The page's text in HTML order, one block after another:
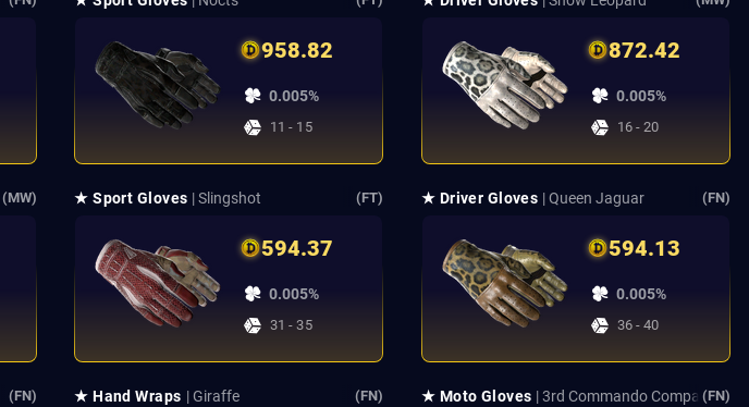
958.82
0.005%
11 - 15
872.42
0.005%
16 - 20
(MW) ★ Sport Gloves | Slingshot (FT)
594.37
0.005%
31 - 35
★ Driver Gloves | Queen Jaguar (FN)
594.13
0.005%
36 - 40
(FN) ★ Hand Wraps | Giraffe (FN) ★ Moto Gloves | 3rd Commando Company(FN)